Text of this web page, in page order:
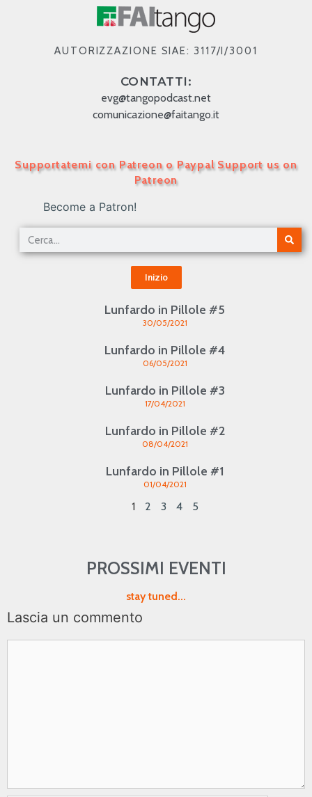
AUTORIZZAZIONE SIAE: 3117/I/3001
CONTATTI:
evg@tangopodcast.net
comunicazione@faitango.it
Supportatemi con Patreon o Paypal Support us on
Patreon
Become a Patron!
Inizio
Lunfardo in Pillole #5
30/05/2021
Lunfardo in Pillole #4
06/05/2021
Lunfardo in Pillole #3
17/04/2021
Lunfardo in Pillole #2
08/04/2021
Lunfardo in Pillole #1
01/04/2021
1 2 3 4 5
PROSSIMI EVENTI
stay tuned...
Lascia un commento